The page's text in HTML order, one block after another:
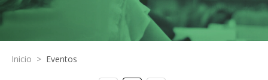
Inicio > Eventos